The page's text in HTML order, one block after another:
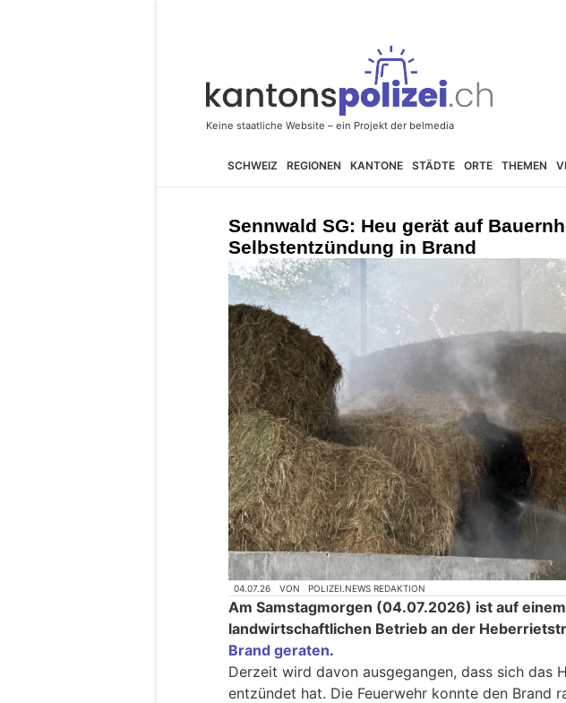
SCHWEIZ REGIONEN KANTONE STÄDTE ORTE THEMEN
Sennwald SG: Heu gerät auf
Selbstentzündung in Brand
04.07.26 VON POLIZEI.NEWS REDAKTION
Am Samstagmorgen (04.07.2026) ist auf einem
landwirtschaftlichen Betrieb an der
Brand geraten.
Derzeit wird davon ausgegangen, dass sich das
entzündet hat. Die Feuerwehr konnte den Brand